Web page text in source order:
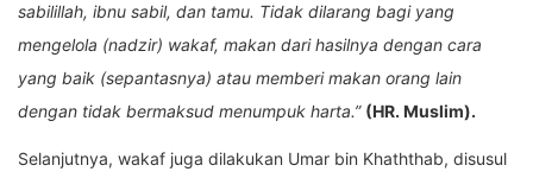
sabilillah, ibnu sabil, dan tamu. Tidak dilarang bagi yang
mengelola (nadzir) wakaf, makan dari hasilnya dengan cara
yang baik (sepantasnya) atau memberi makan orang lain
dengan tidak bermaksud menumpuk harta.” (HR. Muslim).
Selanjutnya, wakaf juga dilakukan Umar bin Khaththab, disusul